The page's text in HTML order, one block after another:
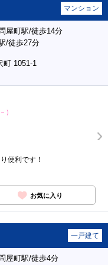
マンション
屋町駅/徒歩14分
/徒歩27分
町 1051-1
）
便利です！
お気に入り
一戸建て
屋町駅/徒歩4分